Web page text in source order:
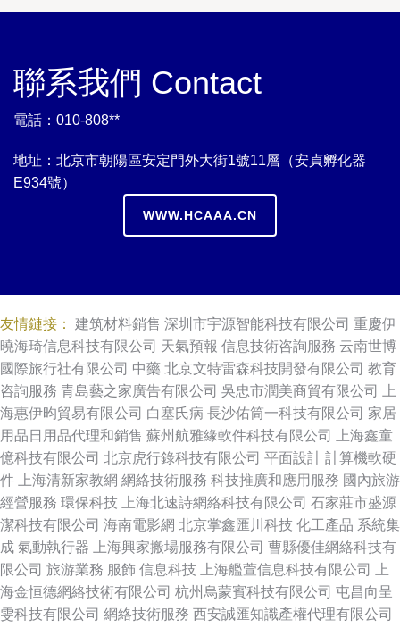
聯系我們 Contact
電話：010-808**
地址：北京市朝陽區安定門外大街1號11層（安貞孵化器
E934號）
WWW.HCAAA.CN
友情鏈接： 建筑材料銷售 深圳市宇源智能科技有限公司 重慶伊
曉海琦信息科技有限公司 天氣預報 信息技術咨詢服務 云南世博
國際旅行社有限公司 中藥 北京文特雷森科技開發有限公司 教育
咨詢服務 青島藝之家廣告有限公司 吳忠市潤美商貿有限公司
上
海惠伊昀貿易有限公司 白塞氏病 長沙佑筒一科技有限公司 家居
用品日用品代理和銷售 蘇州航雅緣軟件科技有限公司
上海鑫童
億科技有限公司 北京虎行錄科技有限公司 平面設計 計算機軟硬
件
上海清新家教網 網絡技術服務 科技推廣和應用服務 國內旅游
經營服務 環保科技 上海北速詩網絡科技有限公司 石家莊市盛源
潔科技有限公司 海南電影網 北京掌鑫匯川科技 化工產品 系統集
成 氣動執行器 上海興家搬場服務有限公司 曹縣優佳網絡科技有
限公司 旅游業務 服飾 信息科技 上海艦萱信息科技有限公司
上
海金恒德網絡技術有限公司 杭州烏蒙賓科技有限公司 屯昌向呈
雯科技有限公司 網絡技術服務 西安誠匯知識產權代理有限公司